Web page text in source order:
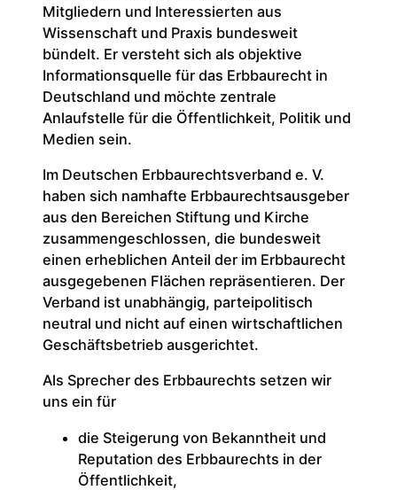
Mitgliedern und Interessierten aus
Wissenschaft und Praxis bundesweit
bündelt. Er versteht sich als objektive
Informationsquelle für das Erbbaurecht in
Deutschland und möchte zentrale
Anlaufstelle für die Öffentlichkeit, Politik und
Medien sein.
Im Deutschen Erbbaurechtsverband e. V.
haben sich namhafte Erbbaurechtsausgeber
aus den Bereichen Stiftung und Kirche
zusammengeschlossen, die bundesweit
einen erheblichen Anteil der im Erbbaurecht
ausgegebenen Flächen repräsentieren. Der
Verband ist unabhängig, parteipolitisch
neutral und nicht auf einen wirtschaftlichen
Geschäftsbetrieb ausgerichtet.
Als Sprecher des Erbbaurechts setzen wir
uns ein für
die Steigerung von Bekanntheit und
Reputation des Erbbaurechts in der
Öffentlichkeit,